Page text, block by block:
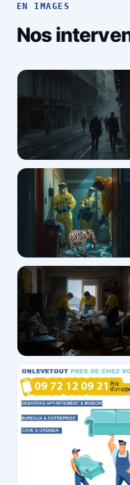
EN IMAGES
Nos